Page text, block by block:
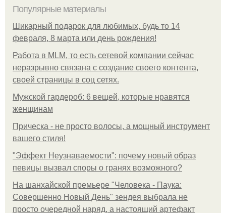
Популярные материалы
Шикарный подарок для любимых, будь то 14
февраля, 8 марта или день рождения!
Работа в MLM, то есть сетевой компании сейчас
неразрывно связана с создание своего контента,
своей страницы в соц сетях.
Мужской гардероб: 6 вещей, которые нравятся
женщинам
Прическа - не просто волосы, а мощный инструмент
вашего стиля!
"Эффект Неузнаваемости": почему новый образ
певицы вызвал споры о гранях возможного?
На шанхайской премьере "Человека - Паука:
Совершенно Новый День" зендея выбрала не
просто очередной наряд, а настоящий артефакт